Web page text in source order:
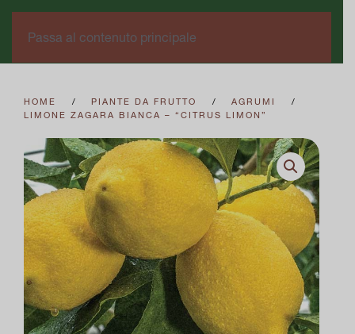
Passa al contenuto principale
HOME PIANTE DA FRUTTO
AGRUMI
LIMONE ZAGARA BIANCA – “CITRUS LIMON”